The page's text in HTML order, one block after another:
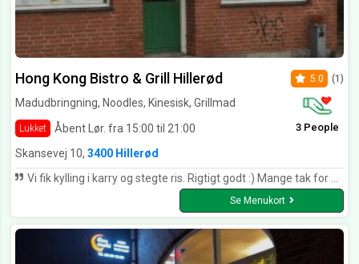
Hong Kong Bistro & Grill Hillerød
Madudbringning, Noodles, Kinesisk, Grillmad
Lukket Åbent Lør. fra 15:00 til 21:00
5.0 (1)
3 People
Skansevej 10, 3400 Hillerød
Vi fik kylling i karry og stegte ris. Rigtigt godt :) Mange tak for mad.
Se Menukort